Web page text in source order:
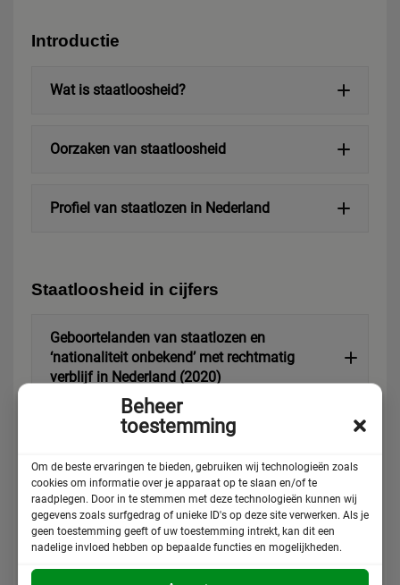
Beheer
toestemming
Om de beste ervaringen te bieden, gebruiken wij technologieën zoals
cookies om informatie over je apparaat op te slaan en/of te
raadplegen. Door in te stemmen met deze technologieën kunnen wij
gegevens zoals surfgedrag of unieke ID's op deze site verwerken. Als je
geen toestemming geeft of uw toestemming intrekt, kan dit een
nadelige invloed hebben op bepaalde functies en mogelijkheden.
Introductie
Wat is staatloosheid?
Rijkswet op het Nederlanderschap
Oorzaken van staatloosheid
Personen die bij geboorte nooit zijn
hebben verkregen of van wie de
nationaliteit in land van herkomst is
afgenomen.
Personen die een nationaliteit bezitten
van een staat die niet wordt erkend,
bijvoorbeeld Palestina.
Profiel van staatlozen in Nederland
hun staatloosheid bewijzen
UNRWA
Staatloosheid in cijfers
Geboortelanden van staatlozen en
‘nationaliteit onbekend’ met rechtmatig
verblijf in Nederland (2020)
Aantal staatlozen en ‘nationaliteit onbekend’
De justitiële route in Nederland (2013-2021)